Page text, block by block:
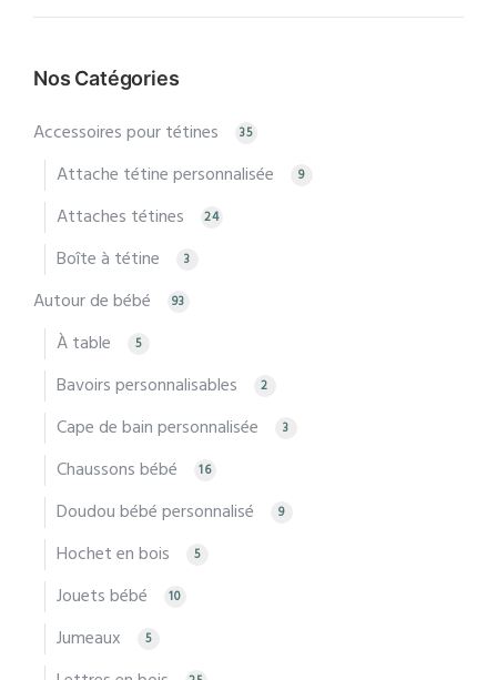
min
max
Nos Catégories
Accessoires pour tétines 35
Attache tétine personnalisée 9
Attaches tétines 24
Boîte à tétine 3
Autour de bébé 93
À table 5
Bavoirs personnalisables 2
Cape de bain personnalisée 3
Chaussons bébé 16
Doudou bébé personnalisé 9
Hochet en bois 5
Jouets bébé 10
Jumeaux 5